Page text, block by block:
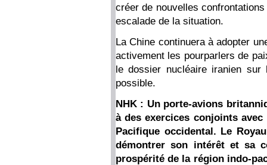
créer de nouvelles
escalade de la situation.
La Chine continuera à adopter
activement les pourparlers de
le dossier nucléaire iranien sur
possible.
NHK : Un porte-avions
à des exercices conjoints
Pacifique occidental. Le
démontrer son intérêt et sa
prospérité de la région indo-